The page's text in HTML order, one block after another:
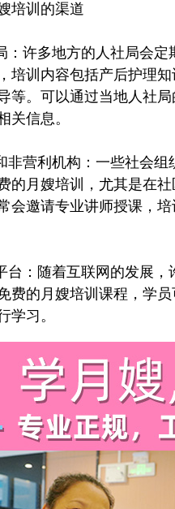
训的渠道
许多地方的人社局会定
培训内容包括产后护理
等。可以通过当地人社
关信息。
营利机构：一些社会组
的月嫂培训，尤其是在社
会邀请专业讲师授课，
：随着互联网的发展，
费的月嫂培训课程，学员
学习。